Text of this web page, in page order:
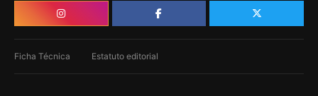
Ficha Técnica Estatuto editorial